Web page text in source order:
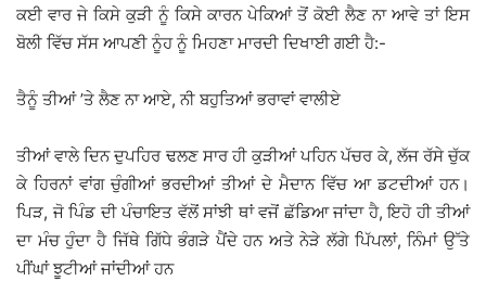
ਕਈ ਵਾਰ ਜੇ ਕਿਸੇ ਕੁੜੀ ਨੂੰ ਕਿਸੇ ਕਾਰਨ ਪੇਕਿਆਂ ਤੋਂ ਕੋਈ ਲੈਣ ਨਾ ਆਵੇ ਤਾਂ ਇਸ
ਬੋਲੀ ਵਿੱਚ ਸੱਸ ਆਪਣੀ ਨੂੰਹ ਨੂੰ ਮਿਹਣਾ ਮਾਰਦੀ ਦਿਖਾਈ ਗਈ ਹੈ:-
ਤੈਨੂੰ ਤੀਆਂ ’ਤੇ ਲੈਣ ਨਾ ਆਏ, ਨੀ ਬਹੁਤਿਆਂ ਭਰਾਵਾਂ ਵਾਲੀਏ
ਤੀਆਂ ਵਾਲੇ ਦਿਨ ਦੁਪਹਿਰ ਢਲਣ ਸਾਰ ਹੀ ਕੁੜੀਆਂ ਪਹਿਨ ਪੱਚਰ ਕੇ, ਲੱਜ ਰੱਸੇ ਚੁੱਕ
ਕੇ ਹਿਰਨਾਂ ਵਾਂਗ ਚੁੰਗੀਆਂ ਭਰਦੀਆਂ ਤੀਆਂ ਦੇ ਮੈਦਾਨ ਵਿੱਚ ਆ ਡਟਦੀਆਂ ਹਨ।
ਪਿੜ, ਜੋ ਪਿੰਡ ਦੀ ਪੰਚਾਇਤ ਵੱਲੋਂ ਸਾਂਝੀ ਥਾਂ ਵਜੋਂ ਛੱਡਿਆ ਜਾਂਦਾ ਹੈ, ਇਹੋ ਹੀ ਤੀਆਂ
ਦਾ ਮੰਚ ਹੁੰਦਾ ਹੈ ਜਿੱਥੇ ਗਿੱਧੇ ਭੰਗੜੇ ਪੈਂਦੇ ਹਨ ਅਤੇ ਨੇੜੇ ਲੱਗੇ ਪਿੱਪਲਾਂ, ਨਿੰਮਾਂ ਉੱਤੇ
ਪੀਂਘਾਂ ਝੂਟੀਆਂ ਜਾਂਦੀਆਂ ਹਨ